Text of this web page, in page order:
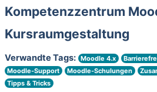
Kompetenzzentrum
Kursraumgestaltung
Verwandte Tags: Moodle 4.x
Moodle-Support
Moodle-Schulungen
Tipps & Tricks